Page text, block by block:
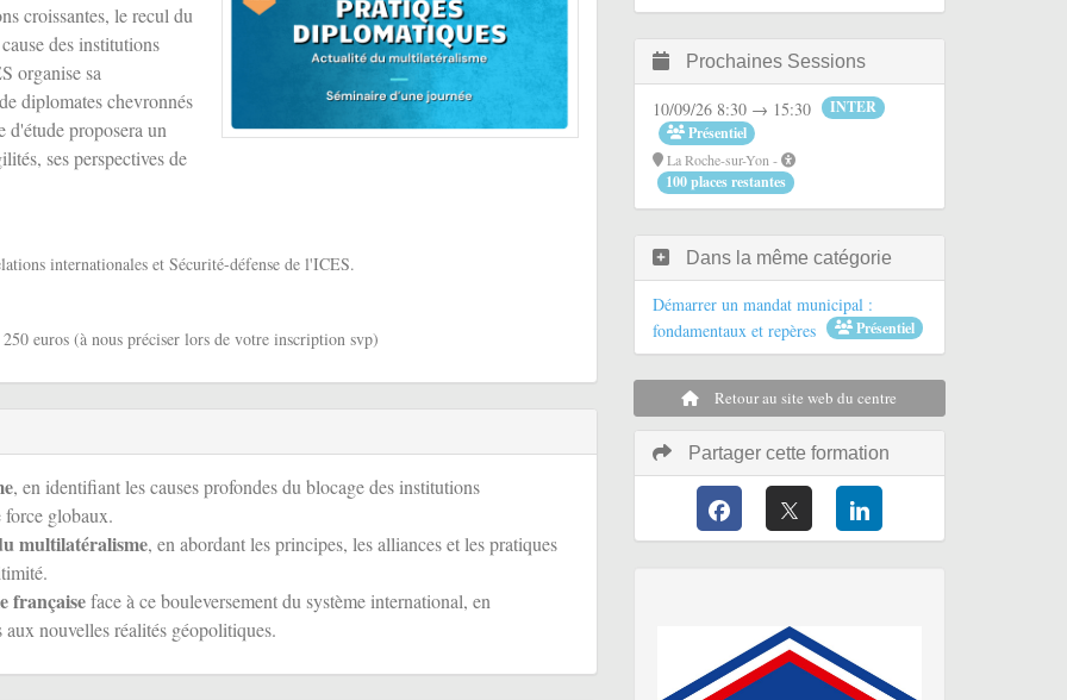
croissantes, le recul du
des institutions
organise sa
diplomates chevronnés
d'étude proposera un
ses perspectives de
internationales et Sécurité-défense de l'ICES.
euros (à nous préciser lors de votre inscription svp)
, en identifiant les causes profondes du blocage des institutions
force globaux.
multilatéralisme, en abordant les principes, les alliances et les pratiques
françaiseface à ce bouleversement du système international, en
nouvelles réalités géopolitiques.
Prochaines Sessions
10/09/26 8:30 → 15:30
INTER
Présentiel
La Roche-sur-Yon -
100 places restantes
Dans la même catégorie
Démarrer un mandat municipal :
fondamentaux et repères
Présentiel
Retour au site web du centre
Partager cette formation